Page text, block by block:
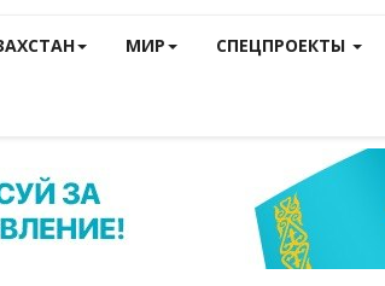
МИР СПЕЦПРОЕКТЫ